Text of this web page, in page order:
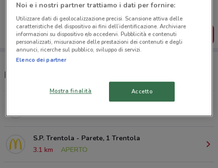
salvarle e creare la tua lista del risparmio, comodamente
dal tuo cellulare.
SCARICA L’APP
McDrive, orari e ristoranti McDonald's
Via San Salvatore Carinaro
1.5 km
S.P. Trentola - Parete, 1 Trentola
3.1 km
APERTO
Noi e i nostri partner trattiamo i dati per fornire:
Utilizzare dati di geolocalizzazione precisi. Scansione attiva delle
caratteristiche del dispositivo ai fini dell’identificazione. Archiviare
informazioni su dispositivo e/o accedervi. Pubblicità e contenuti
personalizzati, misurazione delle prestazioni dei contenuti e degli
annunci, ricerche sul pubblico, sviluppo di servizi.
Elenco dei partner
Mostra finalità Accetto